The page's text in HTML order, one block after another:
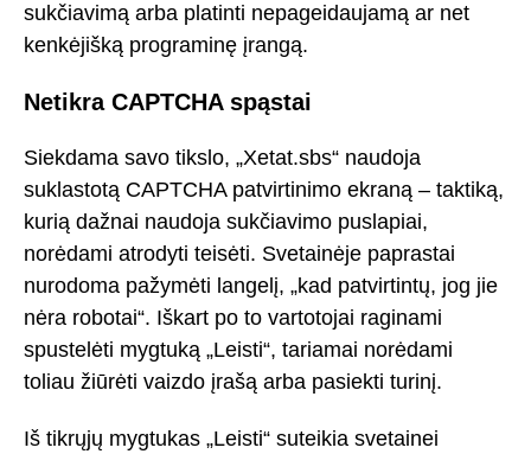
sukčiavimą arba platinti nepageidaujamą ar net
kenkėjišką programinę įrangą.
Netikra CAPTCHA spąstai
Siekdama savo tikslo, „Xetat.sbs“ naudoja
suklastotą CAPTCHA patvirtinimo ekraną – taktiką,
kurią dažnai naudoja sukčiavimo puslapiai,
norėdami atrodyti teisėti. Svetainėje paprastai
nurodoma pažymėti langelį, „kad patvirtintų, jog jie
nėra robotai“. Iškart po to vartotojai raginami
spustelėti mygtuką „Leisti“, tariamai norėdami
toliau žiūrėti vaizdo įrašą arba pasiekti turinį.
Iš tikrųjų mygtukas „Leisti“ suteikia svetainei